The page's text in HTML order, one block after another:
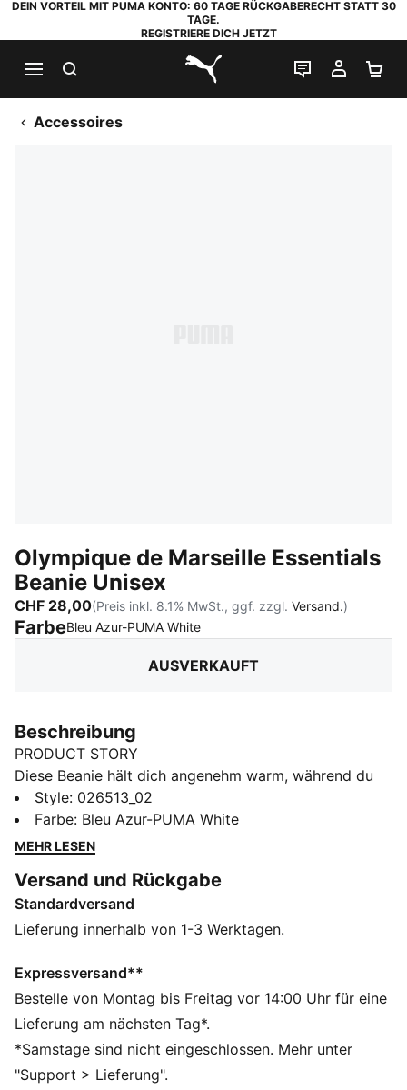
DEIN VORTEIL MIT PUMA KONTO: 60 TAGE RÜCKGABERECHT STATT 30
TAGE.
REGISTRIERE DICH JETZT
PUMA.com
LIVE-CHAT
MEIN
Accessoires
Olympique de Marseille Essentials
Beanie Unisex
CHF 28,00(Preis inkl. 8.1% MwSt., ggf. zzgl. Versand.)
FarbeBleu Azur-PUMA White:
AUSVERKAUFT
Beschreibung
PRODUCT STORY
Diese Beanie hält dich angenehm warm, während du
deine Teamzugehörigkeit zeigst. Sie ist stylish,
bequem und trägt stolz die Farben deines Vereins.
Egal, ob du die Mannschaft von der Tribüne aus
beweist deine Treue zu jeder Jahreszeit und bei jedem
Wetter.
FEATURES + VORTEILE
Materialien.
DETAILS
Offiziell lizenziertes Produkt
Rippstrick-Beanie mit Umschlag
Fleecefutter
Vereinswappen als gewebtes Label auf der
Style: 026513_02
Farbe: Bleu Azur-PUMA White
MEHR LESEN
Versand und Rückgabe
Standardversand
Lieferung innerhalb von 1-3 Werktagen.
Expressversand**
Bestelle von Montag bis Freitag vor 14:00 Uhr für eine
Lieferung am nächsten Tag*.
*Samstage sind nicht eingeschlossen. Mehr unter
"Support > Lieferung".